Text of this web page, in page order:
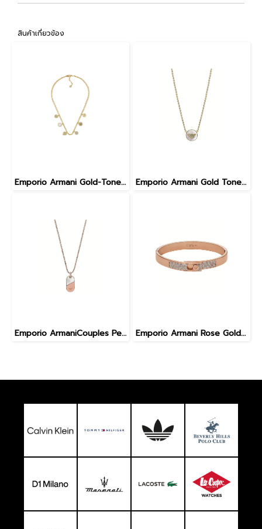
สินค้าเกี่ยวข้อง
Emporio Armani Gold-Tone Brass Station Necklace EGS3103710 Emporio Armani Gold Tone Pendant EGS3140710
Emporio ArmaniCouples Pendant EGS3139221 in Rose Gold Emporio Armani Rose Gold-Tone Stainless Steel with Crystals Setted Bangle Bracelet EGS3089221